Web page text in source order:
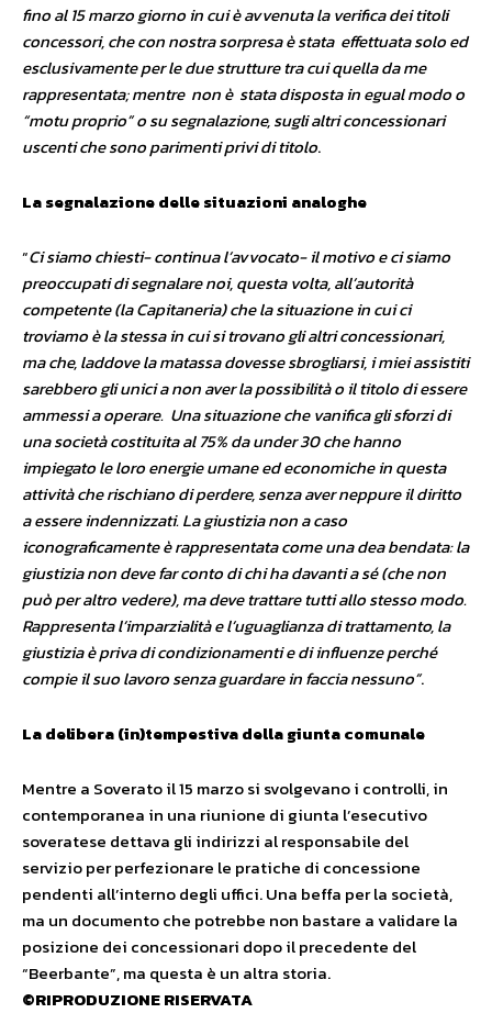
fino al 15 marzo giorno in cui è avvenuta la verifica dei titoli
concessori, che con nostra sorpresa è stata effettuata solo ed
esclusivamente per le due strutture tra cui quella da me
rappresentata; mentre non è stata disposta in egual modo o
“motu proprio” o su segnalazione, sugli altri concessionari
uscenti che sono parimenti privi di titolo.
La segnalazione delle situazioni analoghe
“Ci siamo chiesti- continua l’avvocato- il motivo e ci siamo
preoccupati di segnalare noi, questa volta, all’autorità
competente (la Capitaneria) che la situazione in cui ci
troviamo è la stessa in cui si trovano gli altri concessionari,
ma che, laddove la matassa dovesse sbrogliarsi, i miei assistiti
sarebbero gli unici a non aver la possibilità o il titolo di essere
ammessi a operare. Una situazione che vanifica gli sforzi di
una società costituita al 75% da under 30 che hanno
impiegato le loro energie umane ed economiche in questa
attività che rischiano di perdere, senza aver neppure il diritto
a essere indennizzati. La giustizia non a caso
iconograficamente è rappresentata come una dea bendata: la
giustizia non deve far conto di chi ha davanti a sé (che non
può per altro vedere), ma deve trattare tutti allo stesso modo.
Rappresenta l’imparzialità e l’uguaglianza di trattamento, la
giustizia è priva di condizionamenti e di influenze perché
compie il suo lavoro senza guardare in faccia nessuno”.
La delibera (in)tempestiva della giunta comunale
Mentre a Soverato il 15 marzo si svolgevano i controlli, in
contemporanea in una riunione di giunta l’esecutivo
soveratese dettava gli indirizzi al responsabile del
servizio per perfezionare le pratiche di concessione
pendenti all’interno degli uffici. Una beffa per la società,
ma un documento che potrebbe non bastare a validare la
posizione dei concessionari dopo il precedente del
“Beerbante”, ma questa è un altra storia.
©RIPRODUZIONE RISERVATA